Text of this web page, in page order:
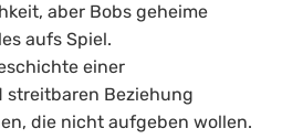
aber Bobs geheime
aufs Spiel.
einer
Beziehung
die nicht aufgeben wollen.